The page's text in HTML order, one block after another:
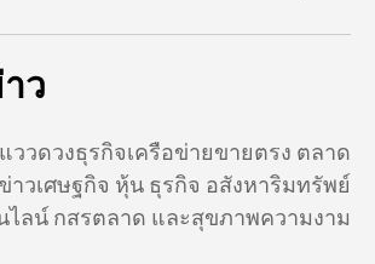
ว
ววดวงธุรกิจเครือข่ายขายตรง ตลาด
าวเศษฐกิจ หุ้น ธุรกิจ อสังหาริมทรัพย์
ลน์ กสรตลาด และสุขภาพความงาม